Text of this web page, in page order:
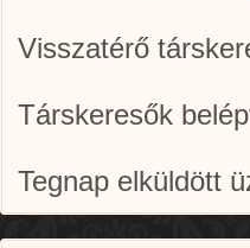
Visszatérő
Társkeresők
Tegnap elküldött